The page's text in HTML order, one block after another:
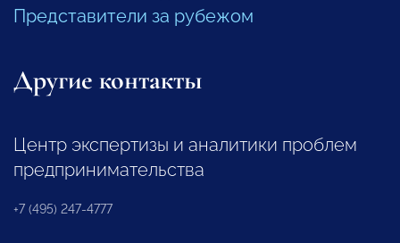
Представители за рубежом
Другие контакты
Центр экспертизы и аналитики проблем
предпринимательства
+7 (495) 247-4777